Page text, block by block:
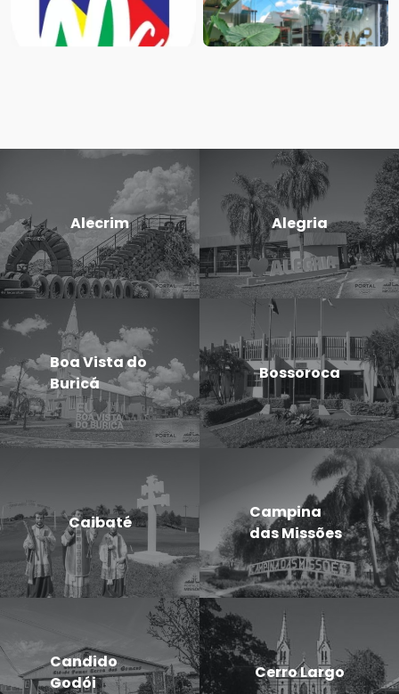
Alecrim Alegria
Boa Vista do
Buricá
Bossoroca
Caibaté
Campina
das Missões
Candido
Godói
Cerro Largo